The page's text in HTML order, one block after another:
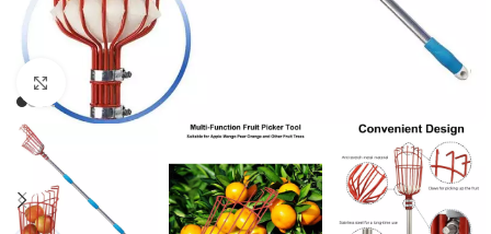
Cliquez pour agrandir